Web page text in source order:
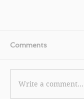
Comments
Write a comment...